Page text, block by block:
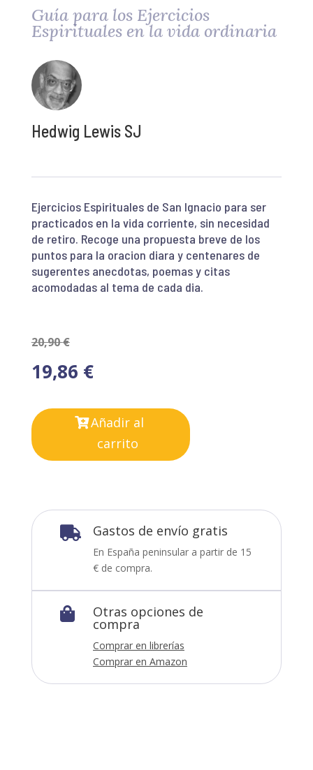
Guía para los Ejercicios
Espirituales en la vida ordinaria
Hedwig Lewis SJ
Ejercicios Espirituales de San Ignacio para ser
practicados en la vida corriente, sin necesidad
de retiro. Recoge una propuesta breve de los
puntos para la oracion diara y centenares de
sugerentes anecdotas, poemas y citas
acomodadas al tema de cada dia.
20,90€
19,86 €
Añadir al
carrito
 Gastos de envío gratis
En España peninsular a partir de 15
€ de compra.
 Otras opciones de
compra
Comprar en librerías
Comprar en Amazon